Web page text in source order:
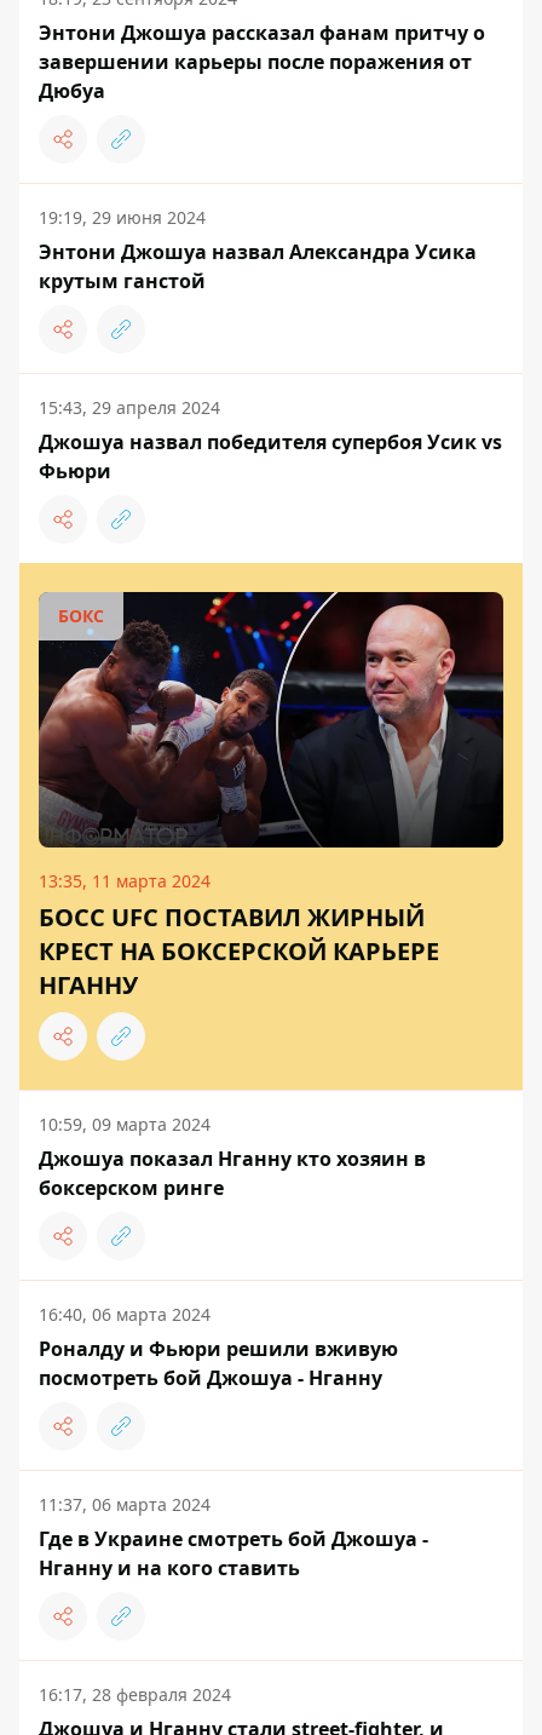
Энтони Джошуа рассказал фанам притчу о
завершении карьеры после поражения от
Дюбуа
19:19, 29 июня 2024
Энтони Джошуа назвал Александра Усика
крутым ганстой
15:43, 29 апреля 2024
Джошуа назвал победителя супербоя Усик vs
Фьюри
БОКС
13:35, 11 марта 2024
БОСС UFC ПОСТАВИЛ ЖИРНЫЙ
КРЕСТ НА БОКСЕРСКОЙ КАРЬЕРЕ
НГАННУ
10:59, 09 марта 2024
Джошуа показал Нганну кто хозяин в
боксерском ринге
16:40, 06 марта 2024
Роналду и Фьюри решили вживую
посмотреть бой Джошуа - Нганну
11:37, 06 марта 2024
Где в Украине смотреть бой Джошуа -
Нганну и на кого ставить
16:17, 28 февраля 2024
Джошуа и Нганну стали street-fighter, и